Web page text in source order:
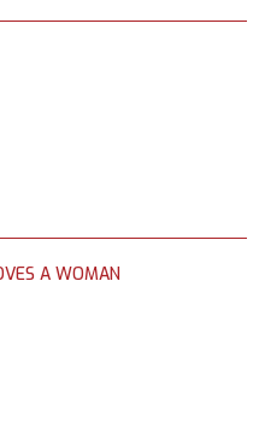
A WOMAN